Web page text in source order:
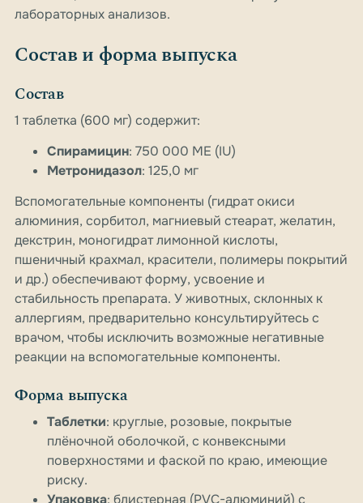
лабораторных анализов.
Состав и форма выпуска
Состав
1 таблетка (600 мг) содержит:
Спирамицин: 750 000 МЕ (IU)
Метронидазол: 125,0 мг
Вспомогательные компоненты (гидрат окиси
алюминия, сорбитол, магниевый стеарат, желатин,
декстрин, моногидрат лимонной кислоты,
пшеничный крахмал, красители, полимеры покрытий
и др.) обеспечивают форму, усвоение и
стабильность препарата. У животных, склонных к
аллергиям, предварительно консультируйтесь с
врачом, чтобы исключить возможные негативные
реакции на вспомогательные компоненты.
Форма выпуска
Таблетки: круглые, розовые, покрытые
плёночной оболочкой, с конвексными
поверхностями и фаской по краю, имеющие
риску.
Упаковка: блистерная (PVC-алюминий) с